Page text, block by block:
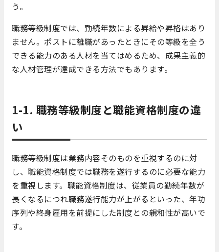
う。
職務等級制度では、勤続年数による昇給や昇格はあり
ません。ポストに離職があったときにその等級を全う
できる能力のある人材を当てはめるため、成果主義的
な人材管理が達成できる方法でもあります。
1-1. 職務等級制度と職能資格制度の違
い
職務等級制度は業務内容そのものを重視するのに対
し、職能資格制度では職務を遂行するのに必要な能力
を重視します。職能資格制度は、従業員の勤続年数が
長くなるにつれ職務遂行能力が上がるといった、年功
序列や終身雇用を前提にした制度との親和性が高いで
す。